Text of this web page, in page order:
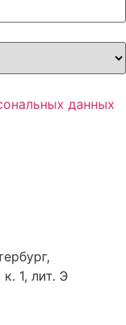
данных
1, лит. Э